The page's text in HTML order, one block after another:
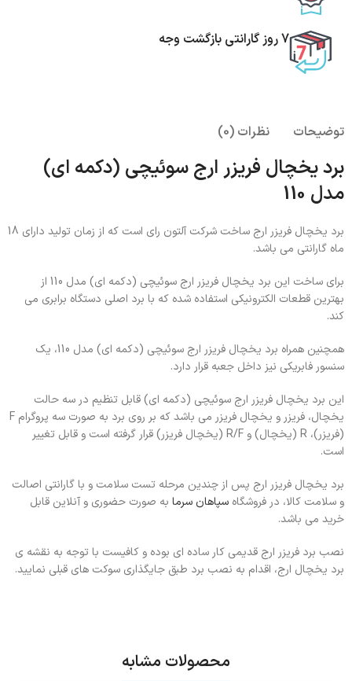
7 روز گارانتی بازگشت وجه
توضیحات نظرات (0)
برد یخچال فریزر ارج سوئیچی (دکمه ای)
مدل 110
برد یخچال فریزر ارج ساخت شرکت آلتون رای است که از زمان تولید دارای 18
ماه گارانتی می باشد.
برای ساخت این برد یخچال فریزر ارج سوئیچی (دکمه ای) مدل 110 از
بهترین قطعات الکترونیکی استفاده شده که با برد اصلی دستگاه برابری می
کند.
همچنین همراه برد یخچال فریزر ارج سوئیچی (دکمه ای) مدل 110، یک
سنسور فابریکی نیز داخل جعبه قرار دارد.
این برد یخچال فریزر ارج سوئیچی (دکمه ای) قابل تنظیم در سه حالت
یخچال، فریزر و یخچال فریزر می باشد که بر روی برد به صورت سه پروگرام F
(فریزر)، R (یخچال) و R/F (یخچال فریزر) قرار گرفته است و قابل تغییر
است.
برد یخچال فریزر ارج پس از چندین مرحله تست سلامت و با گارانتی اصالت
و سلامت کالا، در فروشگاه سپاهان سرما به صورت حضوری و آنلاین قابل
خرید می باشد.
نصب برد فریزر ارج قدیمی کار ساده ای بوده و کافیست با توجه به نقشه ی
برد یخچال ارج، اقدام به نصب برد طبق جایگذاری سوکت های قبلی نمایید.
محصولات مشابه